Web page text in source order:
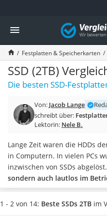
Die beliebtesten Vergleiche nach
Elektronik
Powerstation
Monitor 32 Zoll 4K
Fernseher
Drucker
Desktop-PC
Diascanner
Laser-Multifunktionsdrucker
Powerstation mit Solarpanel
Gaming-PC
Soundbar
17-Zoll-Laptop
Satellitenschüssel
Gaming-Headset
Vergleich
Festplatten & Speicherkarten
SSD (2TB)
Die besten SSD-
Von: Jacob Lange
schreibt über:
Lektorin: Nele B.
Lange Zeit waren die HDDs
in Computern. In vielen PCs
inzwischen von SSDs
sondern auch lautlos im
gegen Erschütterungen. Ihre
hauptsächlich von der
1 - 2 von 14: Beste SSDs 2TB im